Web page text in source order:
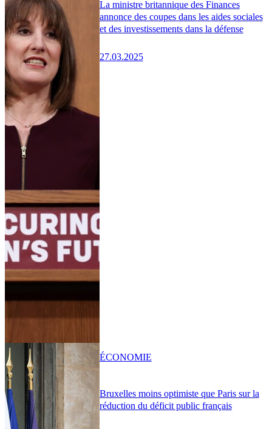
La ministre britannique des Finances
annonce des coupes dans les aides sociales
et des investissements dans la défense
27.03.2025
Bruxelles moins optimiste que Paris sur la
réduction du déficit public français
ÉCONOMIE